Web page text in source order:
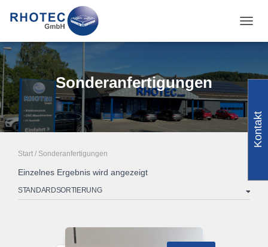
Sonderanfertigungen
Start / Sonderanfertigungen
Einzelnes Ergebnis wird angezeigt
Kontakt